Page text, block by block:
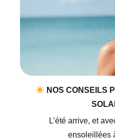
NOS CONSEILS
L’été arrive, et
ensoleillées